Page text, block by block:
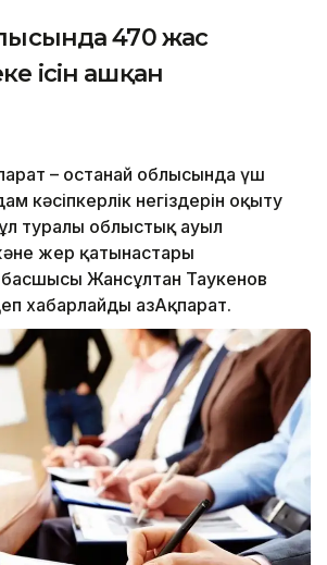
470 жас
ісін ашқан
– Қостанай облысында үш
кәсіпкерлік негіздерін оқыту
туралы облыстық ауыл
жер қатынастары
Жансұлтан Таукенов
хабарлайды ҚазАқпарат.